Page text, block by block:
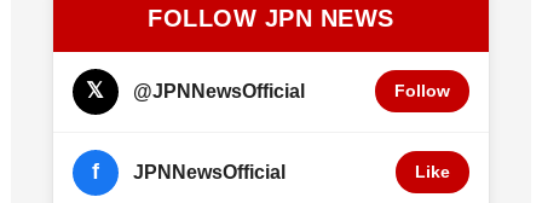
FOLLOW JPN NEWS
𝕏 @JPNNewsOfficial Follow
f JPNNewsOfficial Like